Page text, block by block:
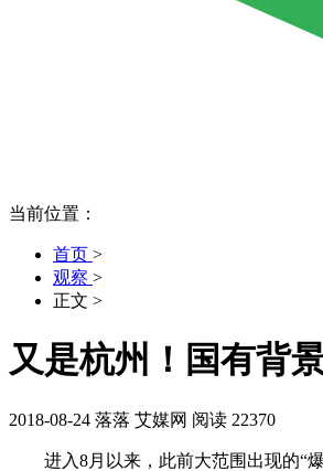
当前位置：
首页 >
观察 >
正文 >
又是杭州！国有背
2018-08-24 落落 艾媒网 阅读 22370
进入8月以来，此前大范围出现的“爆